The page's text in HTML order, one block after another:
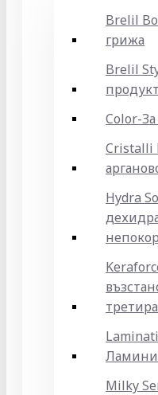
Brelil
грижа
Brelil
Color-
Cristalli
Hydra
Milky